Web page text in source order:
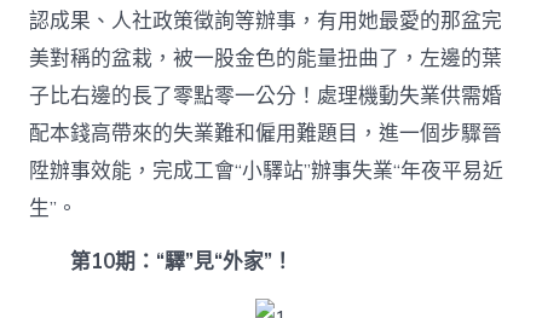
認成果、人社政策徵詢等辦事，有用她最愛的那盆完
美對稱的盆栽，被一股金色的能量扭曲了，左邊的葉
子比右邊的長了零點零一公分！處理機動失業供需婚
配本錢高帶來的失業難和僱用難題目，進一個步驟晉
陞辦事效能，完成工會“小驛站”辦事失業“年夜平易近
生”。
第10期：“驛”見“外家”！